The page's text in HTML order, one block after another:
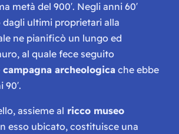
metà del 900′. Negli anni 60′
ultimi proprietari alla
ne pianificò un lungo ed
al quale fece seguito
archeologica che ebbe
assieme al ricco museo
esso ubicato, costituisce una